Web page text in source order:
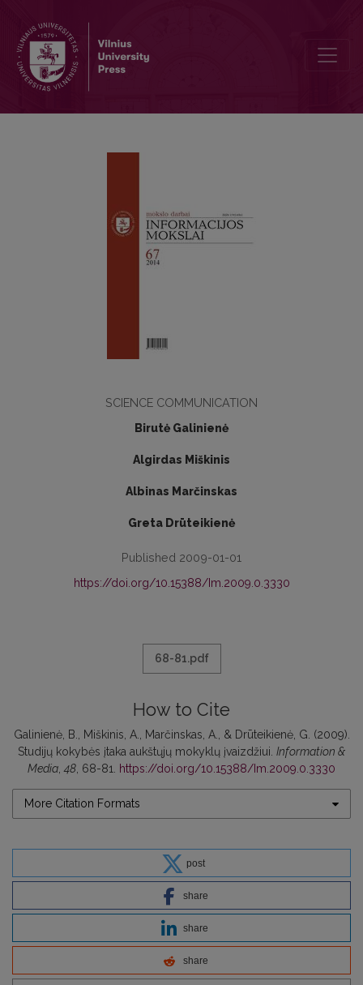
SCIENCE COMMUNICATION
Birutė Galinienė
Algirdas Miškinis
Albinas Marčinskas
Greta Drūteikienė
Published 2009-01-01
https://doi.org/10.15388/Im.2009.0.3330
68-81.pdf
How to Cite
Galinienė, B., Miškinis, A., Marčinskas, A., & Drūteikienė, G. (2009).
Studijų kokybės įtaka aukštųjų mokyklų įvaizdžiui. Information &
Media ,48 , 68-81. https://doi.org/10.15388/Im.2009.0.3330
More Citation Formats
post
share
share
share